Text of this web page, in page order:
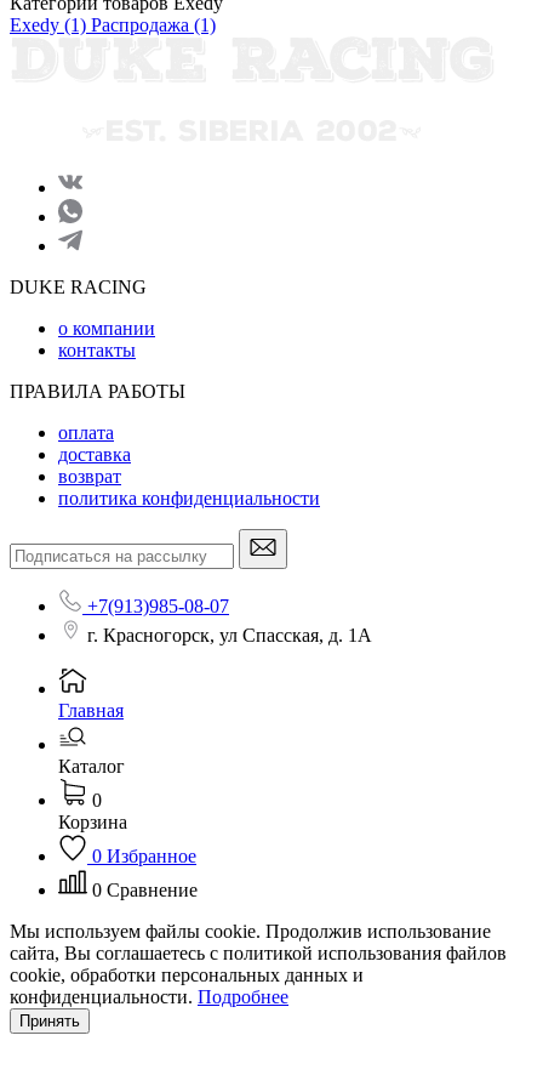
Exedy (1) Распродажа (1)
DUKE RACING
о компании
контакты
ПРАВИЛА РАБОТЫ
оплата
доставка
возврат
политика конфиденциальности
+7(913)985-08-07
г. Красногорск, ул Спасская, д. 1А
Главная
Каталог
0
Корзина
0 Избранное
0 Сравнение
Мы используем файлы cookie. Продолжив использование
сайта, Вы соглашаетесь с политикой использования файлов
cookie, обработки персональных данных и
конфиденциальности. Подробнее
Принять